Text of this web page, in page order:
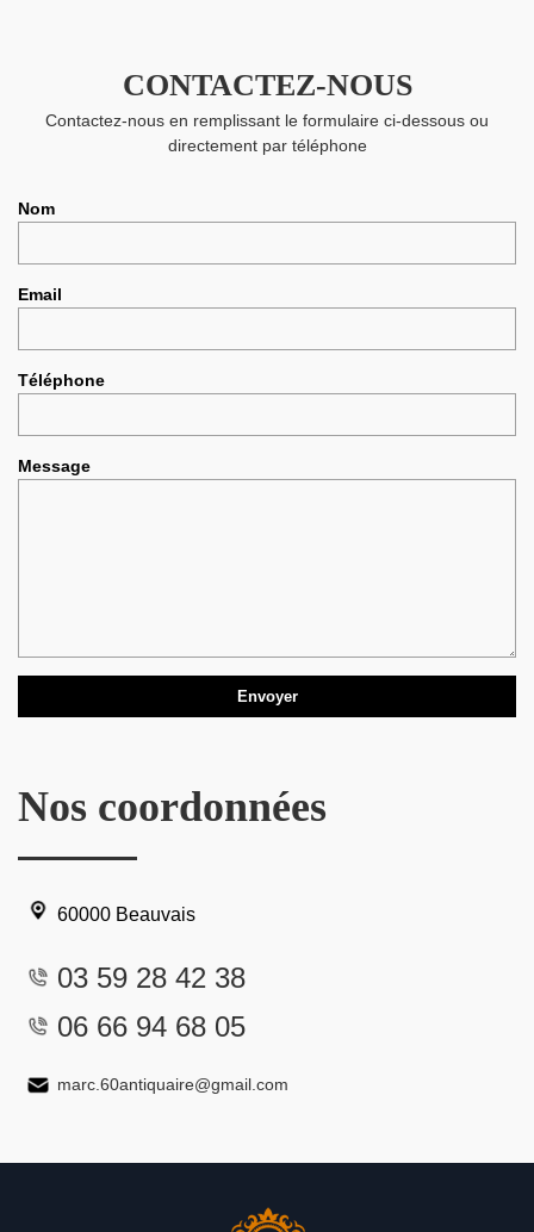
CONTACTEZ-NOUS
Contactez-nous en remplissant le formulaire ci-dessous ou
directement par téléphone
Nom
Email
Téléphone
Message
Nos coordonnées
60000 Beauvais
03 59 28 42 38
06 66 94 68 05
marc.60antiquaire@gmail.com